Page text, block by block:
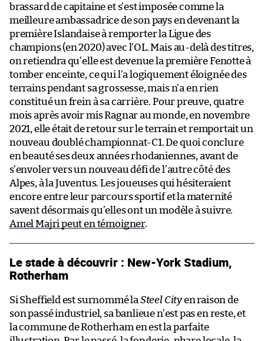
brassard de capitaine et s’est imposée comme la
meilleure ambassadrice de son pays en devenant la
première Islandaise à remporter la Ligue des
champions (en 2020) avec l’OL. Mais au-delà des titres,
on retiendra qu’elle est devenue la première Fenotte à
tomber enceinte, ce qui l’a logiquement éloignée des
terrains pendant sa grossesse, mais n’a en rien
constitué un frein à sa carrière. Pour preuve, quatre
mois après avoir mis Ragnar au monde, en novembre
2021, elle était de retour sur le terrain et remportait un
nouveau doublé championnat-C1. De quoi conclure
en beauté ses deux années rhodaniennes, avant de
s’envoler vers un nouveau défi de l’autre côté des
Alpes, à la Juventus. Les joueuses qui hésiteraient
encore entre leur parcours sportif et la maternité
savent désormais qu’elles ont un modèle à suivre.
Amel Majri peut en témoigner.
Le stade à découvrir : New-York Stadium,
Rotherham
Si Sheffield est surnommé la Steel Cityen raison de
son passé industriel, sa banlieue n’est pas en reste, et
la commune de Rotherham en est la parfaite